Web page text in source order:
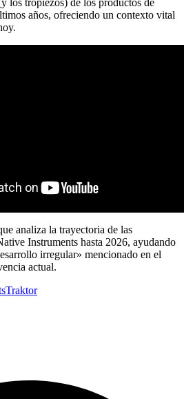
los tropiezos) de los productos de
años, ofreciendo un contexto vital
analiza la trayectoria de las
Instruments hasta 2026, ayudando
irregular» mencionado en el
actual.
Traktor